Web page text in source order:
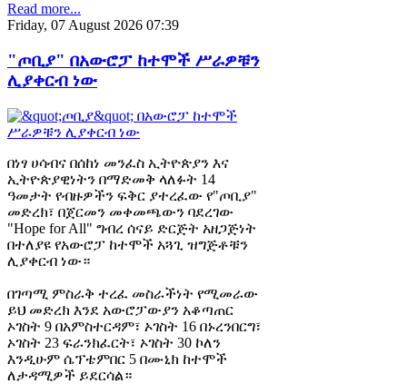
Read more...
Friday, 07 August 2026 07:39
"ጦቢያ" በአውሮፓ ከተሞች ሥራዎቹን
ሊያቀርብ ነው
በነፃ ሀሳብና በሰከነ መንፈስ ኢትዮጵያን እና
ኢትዮጵያዊነትን በማድመቅ ላለፉት 14
ዓመታት የብዙዎችን ፍቅር ያተረፈው የ"ጦቢያ"
መድረክ፣ በጀርመን መቀመጫውን ባደረገው
"Hope for All" ግብረ ሰናይ ድርጅት አዘጋጅነት
በተለያዩ የአውሮፓ ከተሞች አጓጊ ዝግጅቶቹን
ሊያቀርብ ነው።
በገጣሚ ምስራቅ ተረፈ መስራችነት የሚመራው
ይህ መድረክ እንደ አውሮፓውያን አቆጣጠር
ኦገስት 9 በአምስተርዳም፣ ኦገስት 16 በኑረንበርግ፣
ኦገስት 23 ፍራንክፈርት፣ ኦገስት 30 ኮለን
እንዲሁም ሴፕቴምበር 5 በሙኒክ ከተሞች
ለታዳሚዎች ይደርሳል።